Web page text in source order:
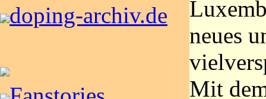
doping-archiv.de
neues
Mit